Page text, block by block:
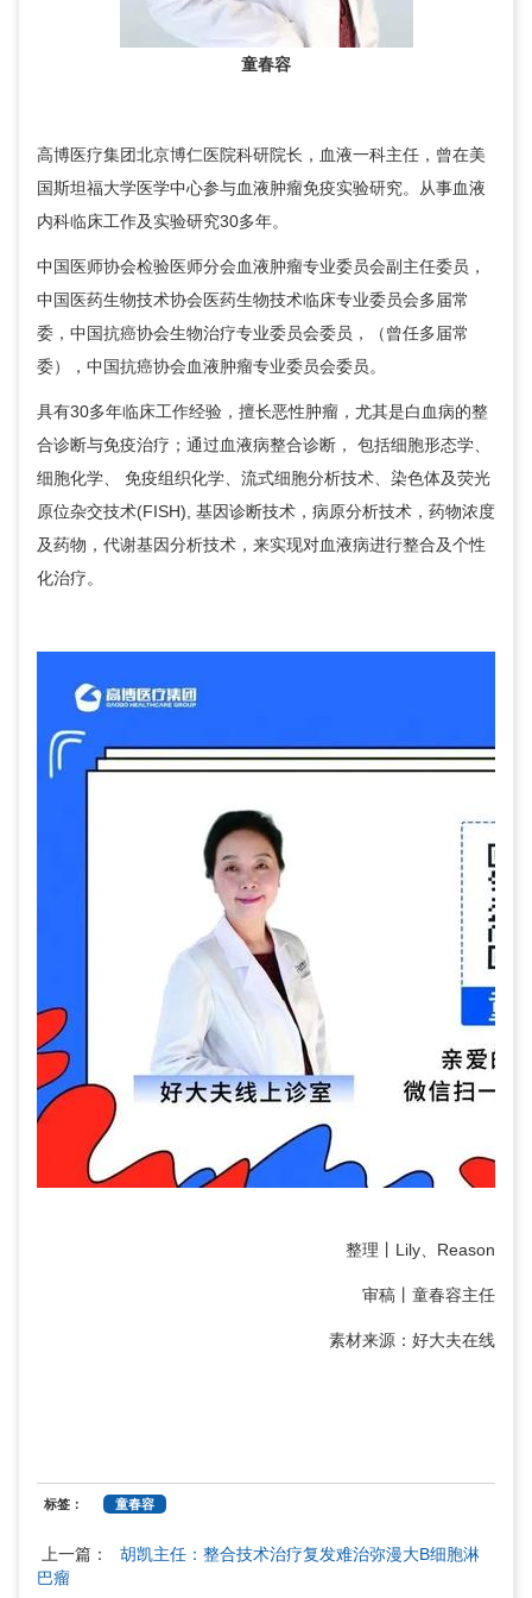
童春容
高博医疗集团北京博仁医院科研院长， 血液一科主任，曾在美
国斯坦福大学医学中心参与血液肿瘤免疫实验研究。从事血液
内科临床工作及实验研究30多年。
中国医师协会检验医师分会血液肿瘤专业委员会副主任委员，
中国医药生物技术协会医药生物技术临床专业委员会多届常
委，中国抗癌协会生物治疗专业委员会委员，（曾任多届常
委），中国抗癌协会血液肿瘤专业委员会委员。
具有30多年临床工作经验，擅长恶性肿瘤，尤其是白血病的整
合诊断与免疫治疗；通过血液病整合诊断， 包括细胞形态学、
细胞化学、 免疫组织化学、流式细胞分析技术、染色体及荧光
原位杂交技术(FISH), 基因诊断技术，病原分析技术，药物浓度
及药物，代谢基因分析技术，来实现对血液病进行整合及个性
化治疗。
整理丨Lily、Reason
审稿丨 童春容主任
素材来源：好大夫在线
标签： 童春容
上一篇：
胡凯主任：整合技术治疗复发难治弥漫大B细胞淋
巴瘤